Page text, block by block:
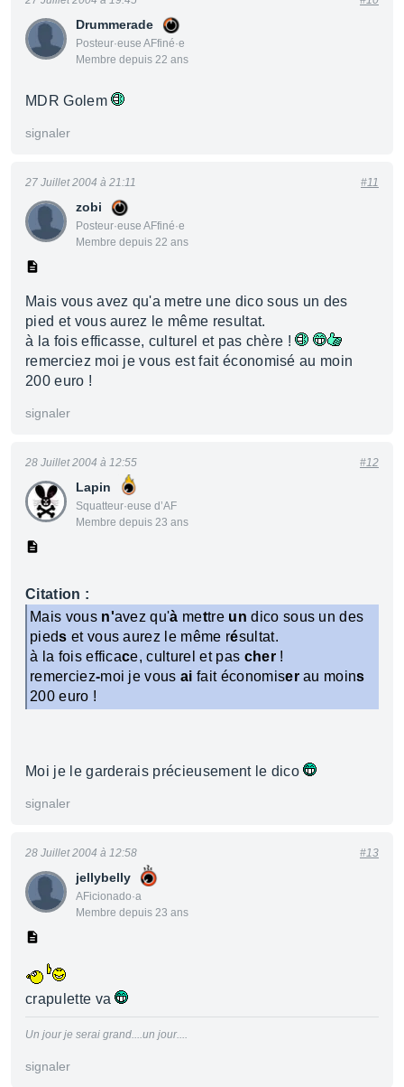
Drummerade
Posteur·euse AFfiné·e
Membre depuis 22 ans
MDR Golem
signaler
zobi
Posteur·euse AFfiné·e
Membre depuis 22 ans
27 Juillet 2004 à 21:11 #11
Mais vous avez qu'a metre une dico sous un des
pied et vous aurez le même resultat.
à la fois efficasse, culturel et pas chère !
remerciez moi je vous est fait économisé au moin
200 euro !
signaler
Lapin
Squatteur·euse d’AF
Membre depuis 23 ans
28 Juillet 2004 à 12:55 #12
Citation :
Mais vous n'avez qu'à mettre un dico sous un des
pieds et vous aurez le même résultat.
à la fois efficace, culturel et pas cher!
remerciez-moi je vousai fait économiserau moins
200 euro !
Moi je le garderais précieusement le dico
signaler
jellybelly
AFicionado·a
Membre depuis 23 ans
28 Juillet 2004 à 12:58 #13
crapulette va
Un jour je serai grand....un jour....
signaler